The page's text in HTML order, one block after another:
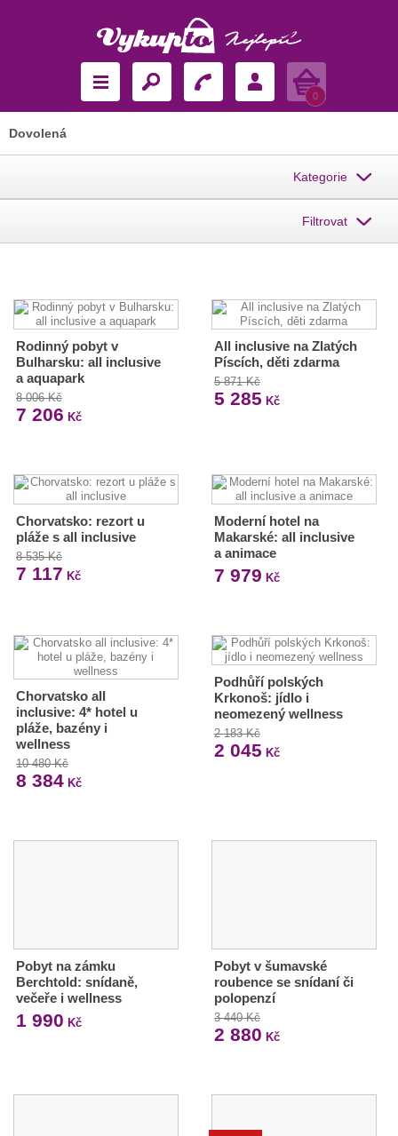
Košík
0
Dovolená
Kategorie
Filtrovat
Rodinný pobyt v
Bulharsku: all inclusive
a aquapark
8 006 Kč
7 206 Kč
All inclusive na Zlatých
Píscích, děti zdarma
5 871 Kč
5 285 Kč
Chorvatsko: rezort u
pláže s all inclusive
8 535 Kč
7 117 Kč
Moderní hotel na
Makarské: all inclusive
a animace
7 979 Kč
Chorvatsko all
inclusive: 4* hotel u
pláže, bazény i
wellness
10 480 Kč
8 384 Kč
Podhůří polských
Krkonoš: jídlo i
neomezený wellness
2 183 Kč
2 045 Kč
Pobyt na zámku
Berchtold: snídaně,
večeře i wellness
1 990 Kč
Pobyt v šumavské
roubence se snídaní či
polopenzí
3 440 Kč
2 880 Kč